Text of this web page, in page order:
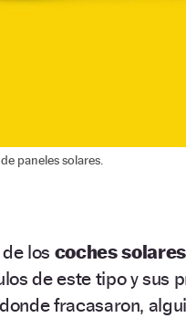
paneles solares.
los coches
de este tipo y sus
fracasaron,